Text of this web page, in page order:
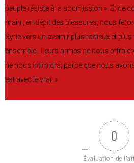
peuple résiste à la soumission ». Et de
main , en dépit des blessures, nous
Syrie vers un avemir plus radieux et
ensemble.. Leurs armes ne nous
ne nous intimidra; parce que nous
est avec le vrai. »
0
Évaluation de